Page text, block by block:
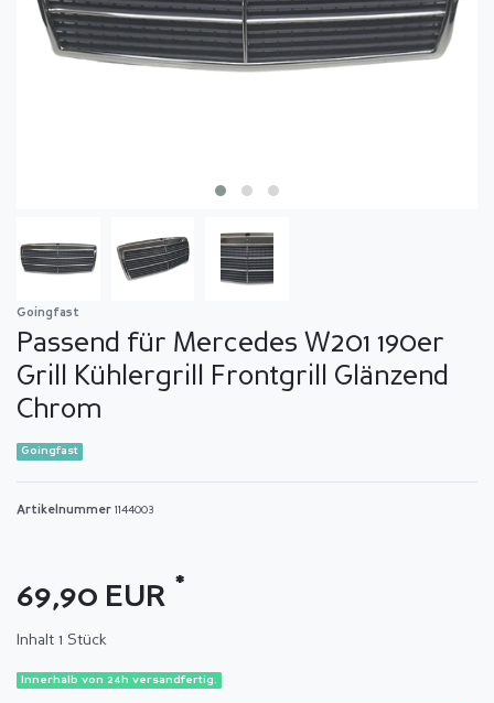
Goingfast
Passend für Mercedes W201 190er
Grill Kühlergrill Frontgrill Glänzend
Chrom
Goingfast
Artikelnummer 1144003
69,90 EUR *
Inhalt 1 Stück
Innerhalb von 24h versandfertig.